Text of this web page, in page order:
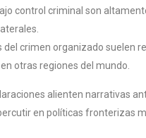
control criminal son
del crimen organizado suelen
otras regiones del mundo.
alienten narrativas
en políticas fronterizas